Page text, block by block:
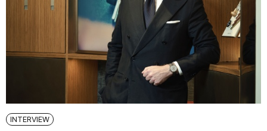
INTERVIEW